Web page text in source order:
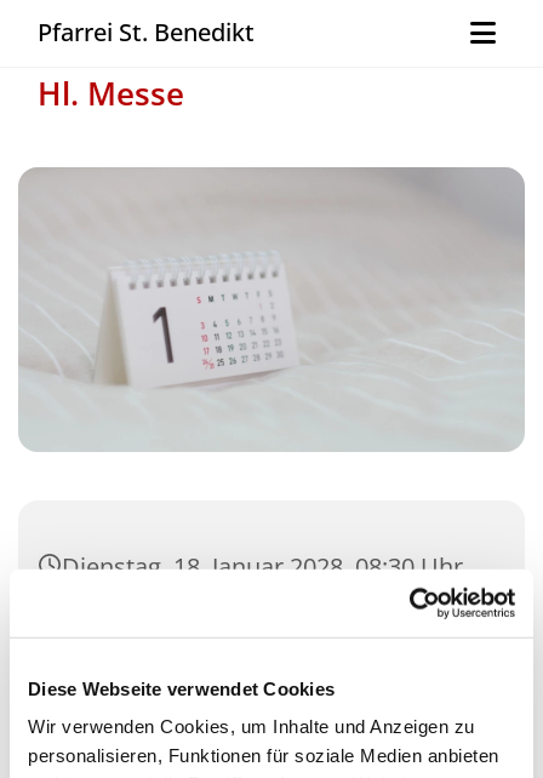
Diese Webseite verwendet Cookies
Wir verwenden Cookies, um Inhalte und Anzeigen zu
personalisieren, Funktionen für soziale Medien anbieten
Pfarrei St. Benedikt
Hl. Messe
Dienstag, 18. Januar 2028, 08:30 Uhr
Kirche Mariä Unbefleckte
Zossen